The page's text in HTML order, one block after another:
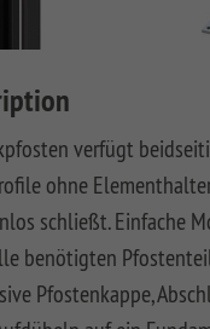
verfügt
ohne
schließt. Einfache
benötigten
Pfostenkappe,